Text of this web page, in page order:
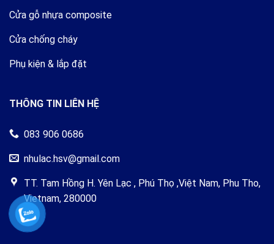
Cửa gỗ nhựa composite
Cửa chống cháy
Phụ kiện & lắp đặt
THÔNG TIN LIÊN HỆ
083 906 0686
nhulac.hsv@gmail.com
TT. Tam Hồng H. Yên Lạc , Phú Thọ ,Việt Nam, Phu Tho,
Vietnam, 280000